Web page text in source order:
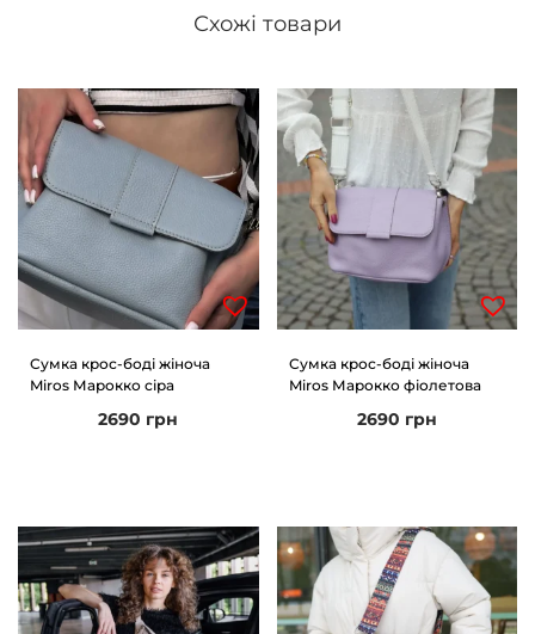
Схожі товари
Сумка крос-боді жіноча
Miros Марокко сіра
2690 грн
Сумка крос-боді жіноча
Miros Марокко фіолетова
2690 грн